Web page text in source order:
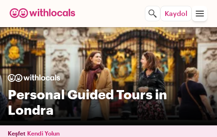
Kaydol
Personal Guided Tours in
Londra
Keşfet Kendi Yolun